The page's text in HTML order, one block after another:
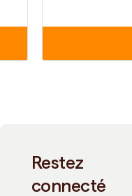
Restez
connecté